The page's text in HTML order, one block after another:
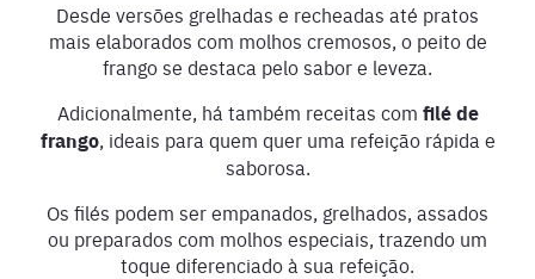
Desde versões grelhadas e recheadas até pratos
mais elaborados com molhos cremosos, o peito de
frango se destaca pelo sabor e leveza.
Adicionalmente, há também receitas com filé de
frango, ideais para quem quer uma refeição rápida e
saborosa.
Os filés podem ser empanados, grelhados, assados
ou preparados com molhos especiais, trazendo um
toque diferenciado à sua refeição.